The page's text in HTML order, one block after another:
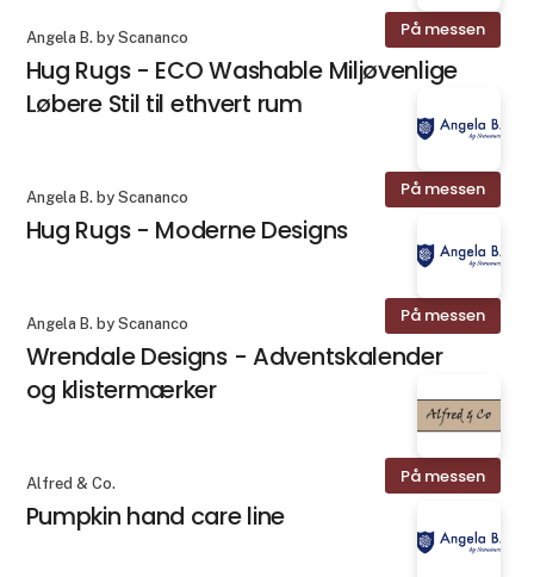
På messen
Angela B. by Scananco
Hug Rugs - ECO Washable Miljøvenlige
Løbere Stil til ethvert rum
På messen
Angela B. by Scananco
Hug Rugs - Moderne Designs
På messen
Angela B. by Scananco
Wrendale Designs - Adventskalender
og klistermærker
På messen
Alfred & Co.
Pumpkin hand care line